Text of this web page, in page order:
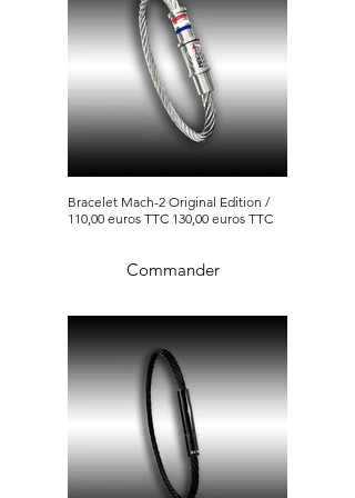
Bracelet Mach-2 Original Edition /
110,00 euros TTC 130,00 euros TTC
Commander